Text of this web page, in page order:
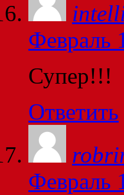
Февраль
Супер!!!
Ответить
Февраль